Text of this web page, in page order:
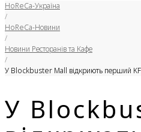
HoReCa-Україна
/
HoReCa-Новини
/
Новини Ресторанів та Кафе
/
У Blockbuster Mall відкриють перший
У